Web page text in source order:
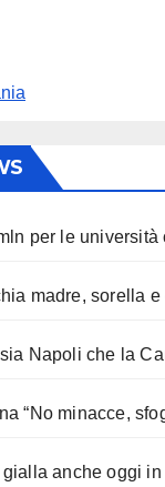
per le università
madre, sorella e
Napoli che la
“No minacce,
anche oggi